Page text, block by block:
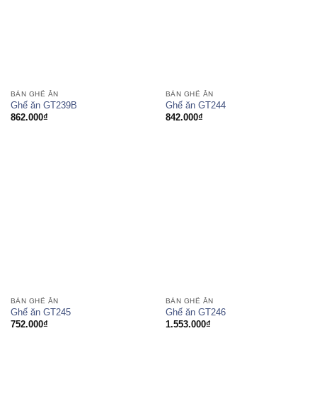
BÀN GHẾ ĂN
Ghế ăn GT239B
862.000₫
BÀN GHẾ ĂN
Ghế ăn GT244
842.000₫
BÀN GHẾ ĂN
Ghế ăn GT245
752.000₫
BÀN GHẾ ĂN
Ghế ăn GT246
1.553.000₫